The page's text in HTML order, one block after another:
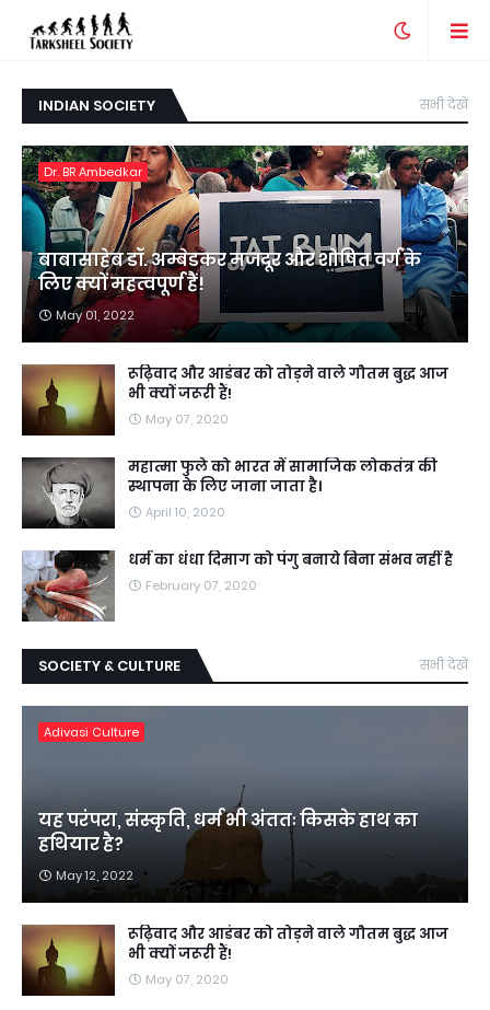
INDIAN SOCIETY सभी देखें
Dr. BR Ambedkar
बाबासाहेब डॉ. अम्बेडकर मजदूर और शोषित वर्ग के
लिए क्यों महत्वपूर्ण हैं!
May 01, 2022
रूढ़िवाद और आडंबर को तोड़ने वाले गौतम बुद्ध आज
भी क्यों जरूरी हैं!
May 07, 2020
महात्मा फुले को भारत में सामाजिक लोकतंत्र की
स्थापना के लिए जाना जाता है।
April 10, 2020
धर्म का धंधा दिमाग को पंगु बनाये बिना संभव नहीं है
February 07, 2020
SOCIETY & CULTURE सभी देखें
Adivasi Culture
यह परंपरा, संस्कृति, धर्म भी अंततः किसके हाथ का
हथियार है?
May 12, 2022
रूढ़िवाद और आडंबर को तोड़ने वाले गौतम बुद्ध आज
भी क्यों जरूरी हैं!
May 07, 2020